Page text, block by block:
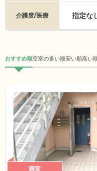
介護度/医療 指定な
おすすめ順空室の多い順安い順高い
満室